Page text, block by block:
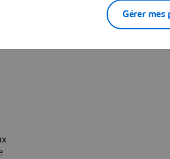
Gérer mes